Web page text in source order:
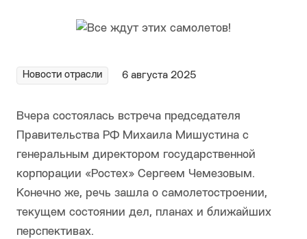
Новости отрасли 6 августа 2025
Вчера состоялась встреча председателя
Правительства РФ Михаила Мишустина с
генеральным директором государственной
корпорации «Ростех» Сергеем Чемезовым.
Конечно же, речь зашла о самолетостроении,
текущем состоянии дел, планах и ближайших
перспективах.